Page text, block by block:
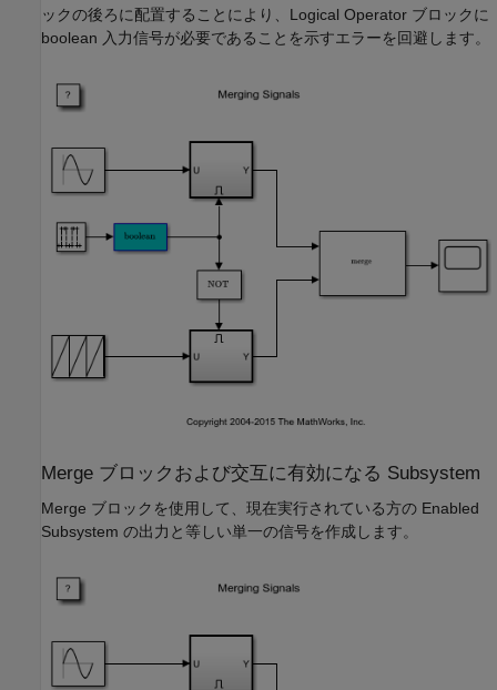
ックの後ろに配置することにより、Logical Operator ブロックに
boolean 入力信号が必要であることを示すエラーを回避します。
Merge ブロックおよび交互に有効になる Subsystem
Merge ブロックを使用して、現在実行されている方の Enabled
Subsystem の出力と等しい単一の信号を作成します。